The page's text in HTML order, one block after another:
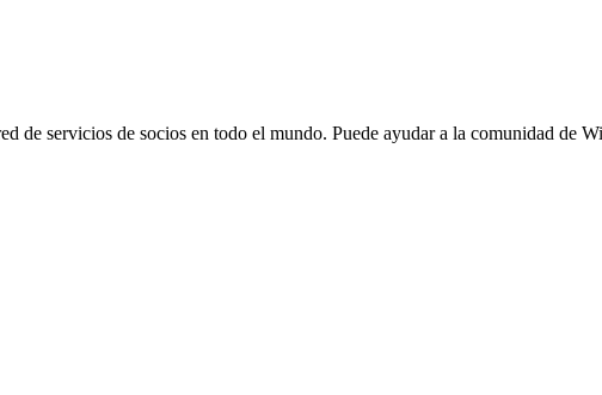
de servicios de socios en todo el mundo. Puede ayudar a la comunidad de